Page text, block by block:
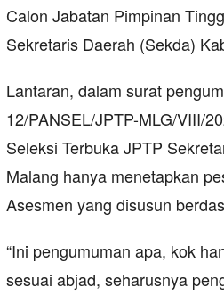
Calon Jabatan Pimpinan
Sekretaris Daerah (Sekda)
Lantaran, dalam surat
12/PANSEL/JPTP-MLG/VIII/
Seleksi Terbuka JPTP
Malang hanya menetapkan
Asesmen yang disusun
“Ini pengumuman apa, kok
sesuai abjad, seharusnya